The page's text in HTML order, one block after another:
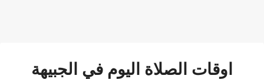
اوقات الصلاة اليوم في الجبيهة